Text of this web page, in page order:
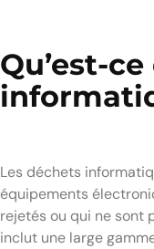
Qu’est-
Les déchets
équipements
rejetés ou qui ne sont
inclut une large